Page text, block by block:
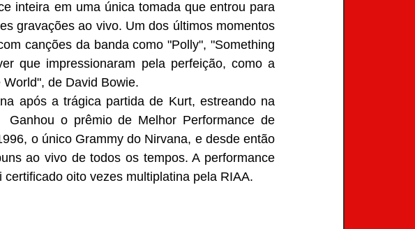
inteira em uma única tomada que entrou para
gravações ao vivo. Um dos últimos momentos
canções da banda como "Polly", "Something
que impressionaram pela perfeição, como a
de David Bowie.
após a trágica partida de Kurt, estreando na
o prêmio de Melhor Performance de
o único Grammy do Nirvana, e desde então
ao vivo de todos os tempos. A performance
oito vezes multiplatina pela RIAA.